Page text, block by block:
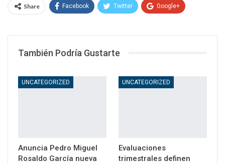
Share Facebook Twitter Google+
También Podría Gustarte
UNCATEGORIZED
Anuncia Pedro Miguel
Rosaldo García nueva
UNCATEGORIZED
Evaluaciones
trimestrales definen